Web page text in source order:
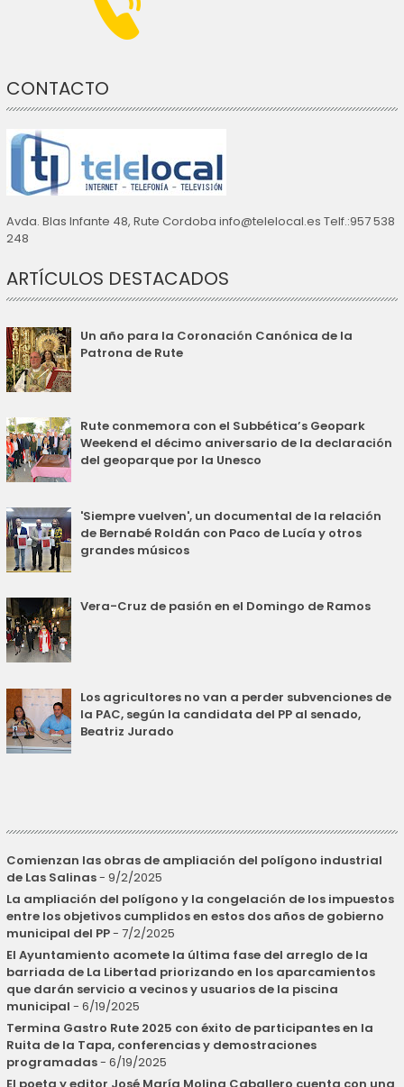
CONTACTO
Avda. Blas Infante 48, Rute Cordoba info@telelocal.es Telf.:957 538
248
ARTÍCULOS DESTACADOS
Un año para la Coronación Canónica de la
Patrona de Rute
Rute conmemora con el Subbética’s Geopark
Weekend el décimo aniversario de la declaración
del geoparque por la Unesco
'Siempre vuelven', un documental de la relación
de Bernabé Roldán con Paco de Lucía y otros
grandes músicos
Vera-Cruz de pasión en el Domingo de Ramos
Los agricultores no van a perder subvenciones de
la PAC, según la candidata del PP al senado,
Beatriz Jurado
Comienzan las obras de ampliación del polígono industrial
de Las Salinas- 9/2/2025
La ampliación del polígono y la congelación de los impuestos
entre los objetivos cumplidos en estos dos años de gobierno
municipal del PP- 7/2/2025
El Ayuntamiento acomete la última fase del arreglo de la
barriada de La Libertad priorizando en los aparcamientos
que darán servicio a vecinos y usuarios de la piscina
municipal - 6/19/2025
Termina Gastro Rute 2025 con éxito de participantes en la
Ruita de la Tapa, conferencias y demostraciones
programadas- 6/19/2025
El poeta y editor José María Molina Caballero cuenta con una